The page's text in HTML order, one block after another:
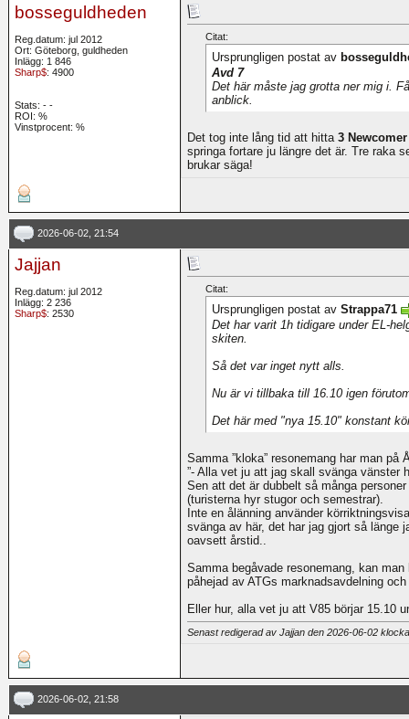
bosseguldheden
Reg.datum: jul 2012
Ort: Göteborg, guldheden
Inlägg: 1 846
Sharp$: 4900
Stats: - -
ROI: %
Vinstprocent: %
Citat:
Ursprungligen postat av
Avd 7
Det här måste jag grotta ner mig i.
anblick.
Det tog inte lång tid att hitta 3
springa fortare ju längre det är. Tre raka
brukar säga!
2026-06-02, 21:54
Jajjan
Reg.datum: jul 2012
Inlägg: 2 236
Sharp$: 2530
Citat:
Ursprungligen postat av Strappa71
Det har varit 1h tidigare under EL-
skiten.
Så det var inget nytt alls.
Nu är vi tillbaka till 16.10 igen
Det här med "nya 15.10" konstant
Samma ”kloka” resonemang har man på
”- Alla vet ju att jag skall svänga vänster
Sen att det är dubbelt så många
(turisterna hyr stugor och semestrar).
Inte en ålänning använder
svänga av här, det har jag gjort så länge
oavsett årstid..
Samma begåvade resonemang, kan
påhejad av ATGs marknadsavdelning
Eller hur, alla vet ju att V85 börjar 15.10
Senast redigerad av Jajjan den 2026-06-02
2026-06-02, 21:58